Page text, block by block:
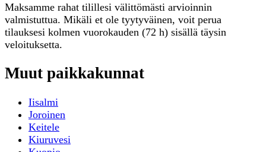
Maksamme rahat tilillesi välittömästi arvioinnin
valmistuttua. Mikäli et ole tyytyväinen, voit perua
tilauksesi kolmen vuorokauden (72 h) sisällä täysin
veloituksetta.
Muut paikkakunnat
Iisalmi
Joroinen
Keitele
Kiuruvesi